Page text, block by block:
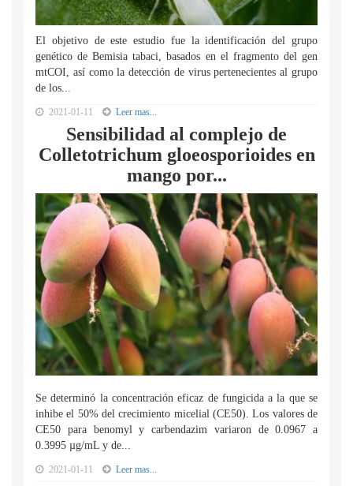
El objetivo de este estudio fue la identificación del grupo
genético de Bemisia tabaci, basados en el fragmento del gen
mtCOI, así como la detección de virus pertenecientes al grupo
de los...
2021-01-11 Leer mas...
Sensibilidad al complejo de
Colletotrichum gloeosporioides en
mango por...
Se determinó la concentración eficaz de fungicida a la que se
inhibe el 50% del crecimiento micelial (CE50). Los valores de
CE50 para benomyl y carbendazim variaron de 0.0967 a
0.3995 µg/mL y de...
2021-01-11 Leer mas...